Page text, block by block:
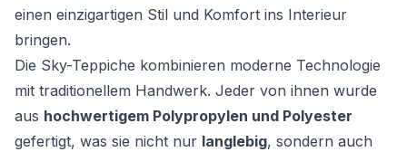
einen einzigartigen Stil und Komfort ins Interieur
bringen.
Die Sky-Teppiche kombinieren moderne Technologie
mit traditionellem Handwerk. Jeder von ihnen wurde
aus hochwertigem Polypropylen und Polyester
gefertigt, was sie nicht nur langlebig, sondern auch